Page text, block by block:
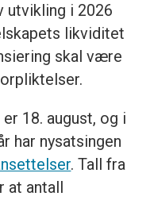
utvikling i 2026
likviditet
skal være
18. august, og i
har nysatsingen
. Tall fra
at antall